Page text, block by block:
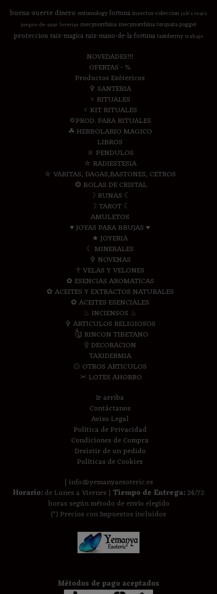
buena-suertedinero entomologyfortunainsectos-coleccion job's tears
juegos-de-azar loterias mecynorrhinamecynorrhina torquata poggei
proteccion raiz-magica raiz-mano-de-la-fortunataxidermy trabajo
NOVEDADES!!!
OFERTAS - %
Productos Esótericos
✞ SANTERIA
♆ RITUALES
♆ KIT RITUALES
✡PROD. PARA RITUALES
☘ HERBOLARIO MAGICO
LIBROS
⛤ PENDULOS
⛤ RADIESTESIA
⛤ VARITAS, DAGAS,BASTONES, CETROS
❂ BOLAS DE CRISTAL
☽ RUNAS ☾
☽ TAROT ☾
AMULETOS
♥ JOYAS PARA BRUJAS ♥
★ JOYERIA
☾ MINERALES
✞ NOVENAS
☥ VELAS Y VELONES
✿ ESENCIAS AROMATICAS
✿ ACEITES Y EXTRACTOS NATURALES
✿ ACEITES ESENCIALES
♨ INCIENSOS ♨
✞ ARTICULOS RELIGIOSOS
༃ RINCON TIBETANO
۩ DECORACION
TAXIDERMIA
۞ OTROS ARTICULOS
✂ LOTES AHORRO
Ir arriba
Contáctanos
Aviso Legal
Política de Privacidad
Condiciones de Compra
Desistir de un pedido
Políticas de Cookies
| info@yemanyaesoteric.es
Horario:de Lunes a Viernes | Tiempo de Entrega:24/72
horas según método de envío elegido
(*) Precios con Impuestos incluidos
Métodos de pago aceptados